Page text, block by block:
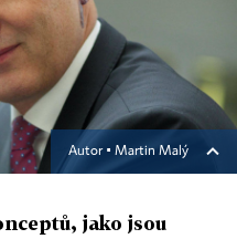
Autor ▪ Martin Malý
jako jsou